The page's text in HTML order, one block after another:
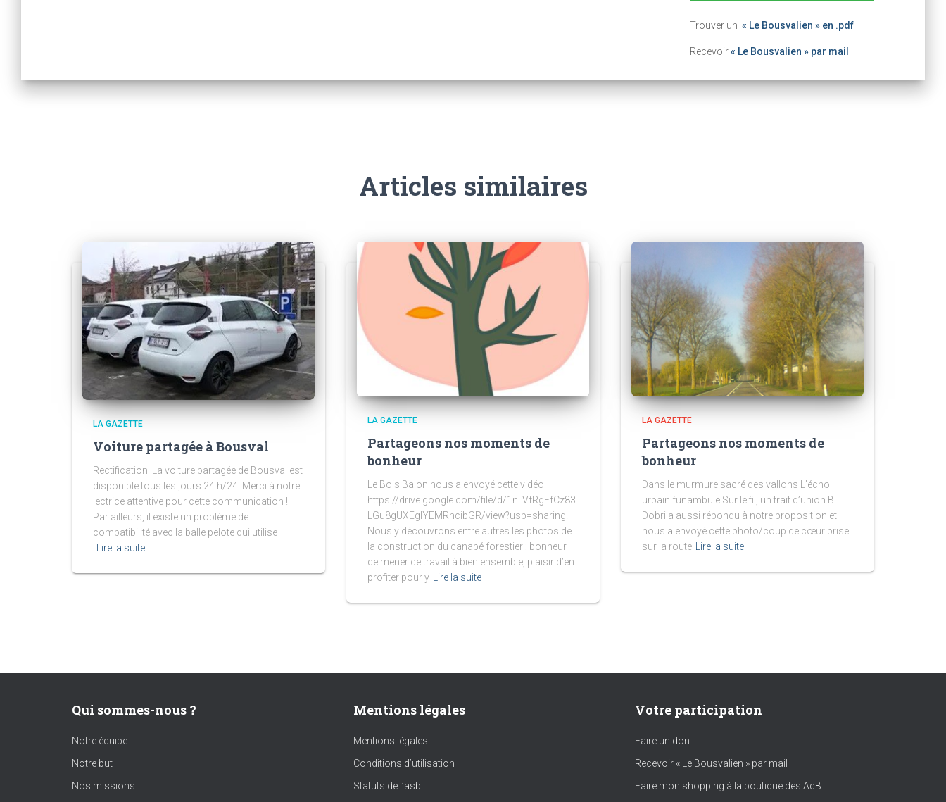
Trouver un « Le Bousvalien » en .pdf
Recevoir« Le Bousvalien » par mail
Articles similaires
LA GAZETTE
Voiture partagée à Bousval
Rectification La voiture partagée de Bousval est
disponible tous les jours 24 h/24. Merci à notre
lectrice attentive pour cette communication !
Par ailleurs, il existe un problème de
compatibilité avec la balle pelote qui utilise
Lire la suite
LA GAZETTE
Partageons nos moments de
bonheur
Le Bois Balon nous a envoyé cette vidéo
https://drive.google.com/file/d/1nLVfRgEfCz83
LGu8gUXEgIYEMRncibGR/view?usp=sharing.
Nous y découvrons entre autres les photos de
la construction du canapé forestier : bonheur
de mener ce travail à bien ensemble, plaisir d’en
profiter pour y
Lire la suite
LA GAZETTE
Partageons nos moments de
bonheur
Dans le murmure sacré des vallons L’écho
urbain funambule Sur le fil, un trait d’union B.
Dobri a aussi répondu à notre proposition et
nous a envoyé cette photo/coup de cœur prise
sur la route
Lire la suite
Qui sommes-nous ?
Notre équipe
Notre but
Nos missions
Mentions légales
Mentions légales
Conditions d’utilisation
Statuts de l’asbl
Votre participation
Faire un don
Recevoir « Le Bousvalien » par mail
Faire mon shopping à la boutique des AdB